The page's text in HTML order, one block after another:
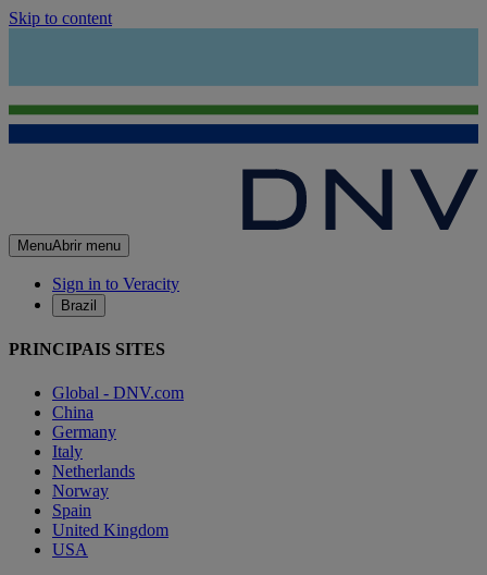
Skip to content
MenuAbrir menu
Sign in to Veracity
Brazil
PRINCIPAIS SITES
Global - DNV.com
China
Germany
Italy
Netherlands
Norway
Spain
United Kingdom
USA